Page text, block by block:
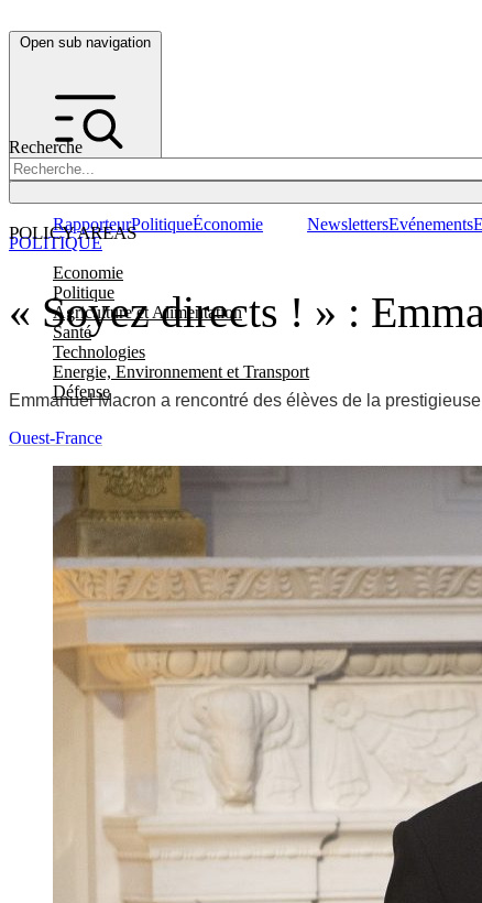
Open sub navigation
Recherche
POLICY AREAS
Economie
Politique
Agriculture et Alimentation
Santé
Technologies
Energie, Environnement et Transport
Défense
RapporteurPolitiqueÉconomie NewslettersEvénements
« Soyez directs ! » :
Emmanuel Macron a rencontré des élèves de la
POLITIQUE
Ouest-France